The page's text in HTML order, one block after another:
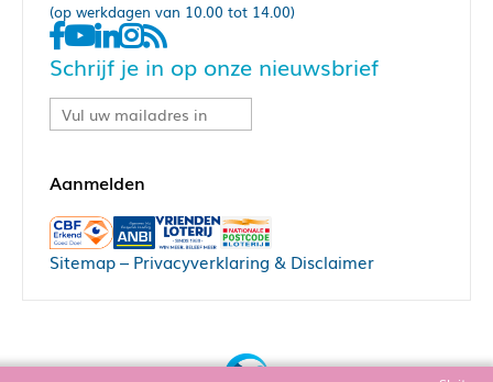
(op werkdagen van 10.00 tot 14.00)
Schrijf je in op onze nieuwsbrief
Sitemap– Privacyverklaring & Disclaimer